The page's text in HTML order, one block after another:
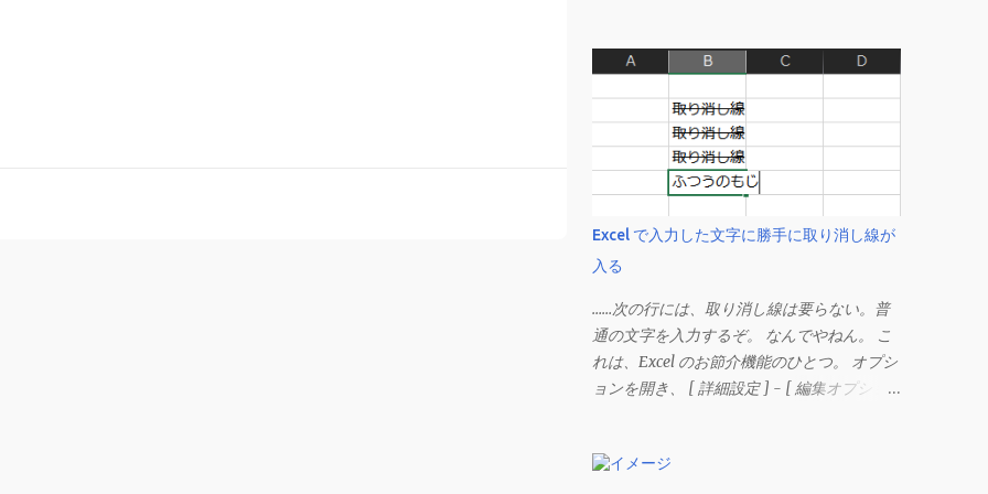
Excel で入力した文字に勝手に取り消し線が
入る
……次の行には、取り消し線は要らない。普
通の文字を入力するぞ。 なんでやねん。 こ
れは、Excel のお節介機能のひとつ。 オプシ
ョンを開き、 [ 詳細設定 ] - [ 編集オプショ
能は、同じ形式（この場合は取り消し線）が